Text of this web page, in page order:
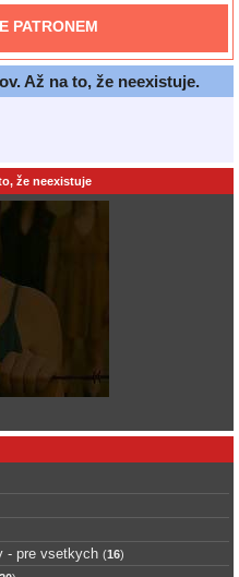
PATRONEM
Až na to, že neexistuje.
že neexistuje
- pre vsetkych (16)